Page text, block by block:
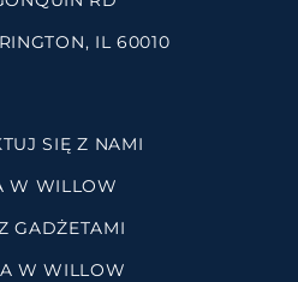
IL 60010
SIĘ Z NAMI
W WILLOW
GADŻETAMI
W WILLOW